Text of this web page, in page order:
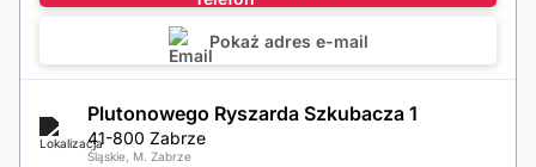
Pokaż adres e-mail
Plutonowego Ryszarda Szkubacza 1
41-800 Zabrze
Śląskie, M. Zabrze